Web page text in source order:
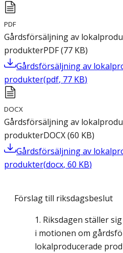
PDF
Gårdsförsäljning av
produkterPDF(77 KB)
Gårdsförsäljning av
produkter(pdf, 77 KB)
DOCX
Gårdsförsäljning av
produkterDOCX(60 KB)
Gårdsförsäljning av
produkter(docx, 60 KB)
Förslag till riksdagsbeslut
Riksdagen ställer
i motionen om
lokalproducerade